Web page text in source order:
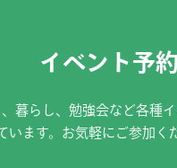
イベント予約
暮らし、勉強会など各種
います。お気軽にご参加く